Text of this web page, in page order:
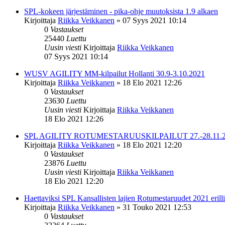
SPL-kokeen järjestäminen - pika-ohje muutoksista 1.9 alkaen
Kirjoittaja Riikka Veikkanen » 07 Syys 2021 10:14
0 Vastaukset
25440 Luettu
Uusin viesti Kirjoittaja Riikka Veikkanen
07 Syys 2021 10:14
WUSV AGILITY MM-kilpailut Hollanti 30.9-3.10.2021
Kirjoittaja Riikka Veikkanen » 18 Elo 2021 12:26
0 Vastaukset
23630 Luettu
Uusin viesti Kirjoittaja Riikka Veikkanen
18 Elo 2021 12:26
SPL AGILITY ROTUMESTARUUSKILPAILUT 27.-
Kirjoittaja Riikka Veikkanen » 18 Elo 2021 12:20
0 Vastaukset
23876 Luettu
Uusin viesti Kirjoittaja Riikka Veikkanen
18 Elo 2021 12:20
Haettaviksi SPL Kansallisten lajien Rotumestaruudet 2021
Kirjoittaja Riikka Veikkanen » 31 Touko 2021 12:53
0 Vastaukset